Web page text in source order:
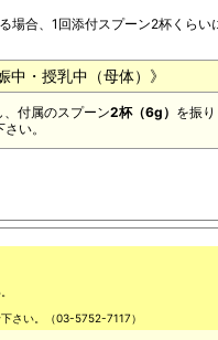
場合、1回添付スプーン2杯くらい
中・授乳中（母体）》
、付属のスプーン2杯（6g） を振り
い。
さい。（03-5752-7117）